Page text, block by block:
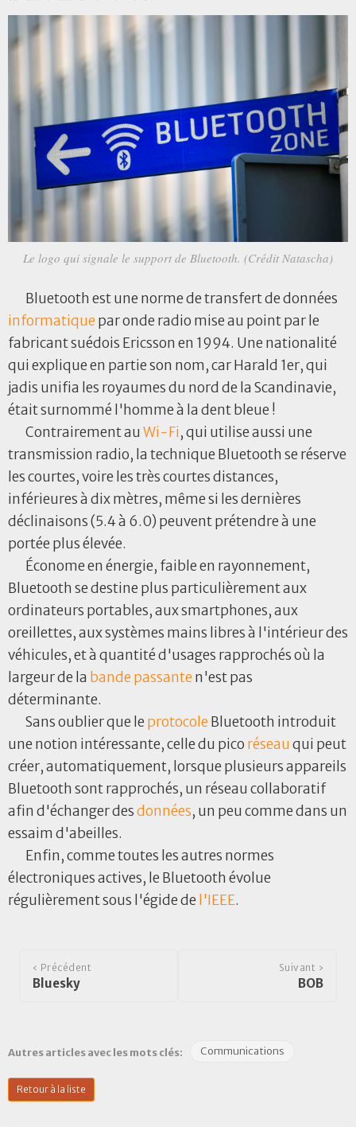
Le logo qui signale le support de Bluetooth. (Crédit Natascha)
Bluetooth est une norme de transfert de données
informatique par onde radio mise au point par le
fabricant suédois Ericsson en 1994. Une nationalité
qui explique en partie son nom, car Harald 1er, qui
jadis unifia les royaumes du nord de la Scandinavie,
était surnommé l'homme à la dent bleue !
Contrairement auWi-Fi, qui utilise aussi une
transmission radio, la technique Bluetooth se réserve
les courtes, voire les très courtes distances,
inférieures à dix mètres, même si les dernières
déclinaisons (5.4 à 6.0) peuvent prétendre à une
portée plus élevée.
Économe en énergie, faible en rayonnement,
Bluetooth se destine plus particulièrement aux
ordinateurs portables, aux smartphones, aux
oreillettes, aux systèmes mains libres à l'intérieur des
véhicules, et à quantité d'usages rapprochés où la
largeur de la bande passante n'est pas
déterminante.
Sans oublier que le protocole Bluetooth introduit
une notion intéressante, celle du pico réseauqui peut
créer, automatiquement, lorsque plusieurs appareils
Bluetooth sont rapprochés, un réseau collaboratif
afin d'échanger desdonnées, un peu comme dans un
essaim d'abeilles.
Enfin, comme toutes les autres normes
électroniques actives, le Bluetooth évolue
régulièrement sous l'égide de l'IEEE.
‹ Précédent
Bluesky
Suivant ›
BOB
Autres articles avec les mots clés: Communications
Retour à la liste